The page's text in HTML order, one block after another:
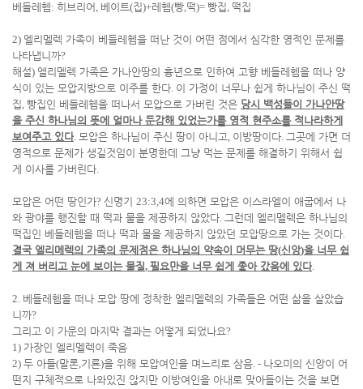
베들레헴: 히브리어 , 베이트(집)+레헴(빵,떡)= 빵집, 떡집
2) 엘리멜렉 가족이 베들레헴을 떠난 것이 어떤 점에서 심각한 영적인 문제를
나타냅니까?
해설) 엘리멜렉 가족은 가나안땅의 흉년으로 인하여 고향 베들레헴을 떠나 양
식이 있는 모압지방으로 이주를 한다. 이 가정이 너무나 쉽게 하나님이 주신 떡
집, 빵집인 베들레헴을 떠나서 모압으로 가버린 것은 당시 백성들이 가나안땅
을 주신 하나님의 뜻에 얼마나 둔감해 있었는가를 영적 현주소를 적나라하게
보여주고 있다. 모압은 하나님이 주신 땅이 아니고, 이방땅이다. 그곳에 가면 더
영적으로 문제가 생길것임이 분명한데 그냥 먹는 문제를 해결하기 위해서 쉽
게 이사를 가버린다.
모압은 어떤 땅인가? 신명기 23:3,4에 의하면 모압은 이스라엘이 애굽에서 나
와 광야를 행진할 때 떡과 물을 제공하지 않았다. 그런데 엘리멜렉은 하나님의
떡집인 베들레헴을 떠나 떡과 물을 제공하지 않았던 모압땅으로 가는 것이다.
결국 엘리메렉의 가족의 문제점은 하나님의 약속이 머무는 땅(신앙)을 너무 쉽
게 져 버리고 눈에 보이는 물질, 필요만을 너무 쉽게 좇아 갔음에 있다.
2. 베들레헴을 떠나 모압 땅에 정착한 엘리멜렉의 가족들은 어떤 삶을 살았습
니까?
그리고 이 가문의 마지막 결과는 어떻게 되었나요?
1) 가장인 엘리멜렉이 죽음
2) 두 아들(말론,기룐)을 위해 모압여인을 며느리로 삼음. - 나오미의 신앙이 어
떤지 구체적으로 나와있진 않지만 이방여인을 아내로 맞아들이는 것을 보면